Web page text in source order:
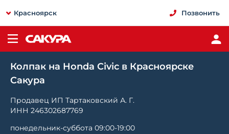
Красноярск Позвонить
Колпак на Honda Civic в Красноярске
Сакура
Продавец ИП Тартаковский А. Г.
ИНН 246302687769
понедельник-суббота 09:00-19:00